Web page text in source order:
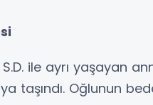
ile ayrı yaşayan
taşındı. Oğlunun